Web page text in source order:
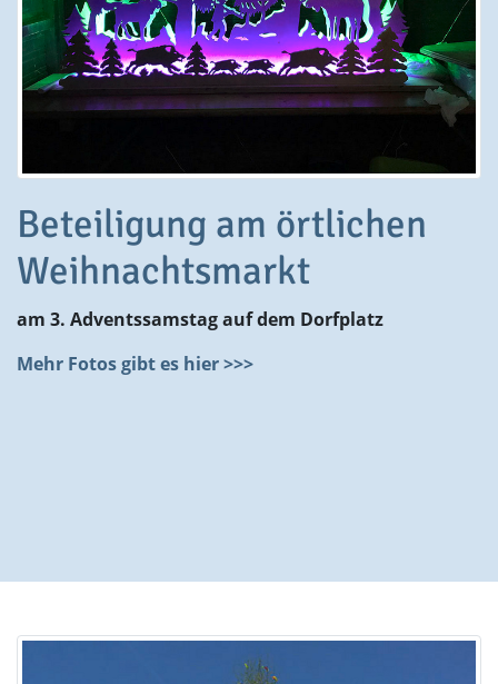
Beteiligung am örtlichen
Weihnachtsmarkt
am 3. Adventssamstag auf dem Dorfplatz
Mehr Fotos gibt es hier >>>